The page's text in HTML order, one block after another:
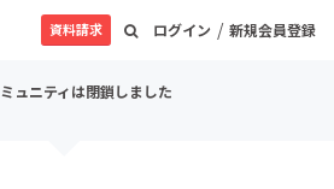
ログイン / 新規会員登録
資料請求
ュニティは閉鎖しました